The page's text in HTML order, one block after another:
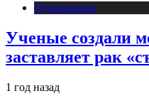
Публикации
Ученые создали
заставляет рак
1 год назад